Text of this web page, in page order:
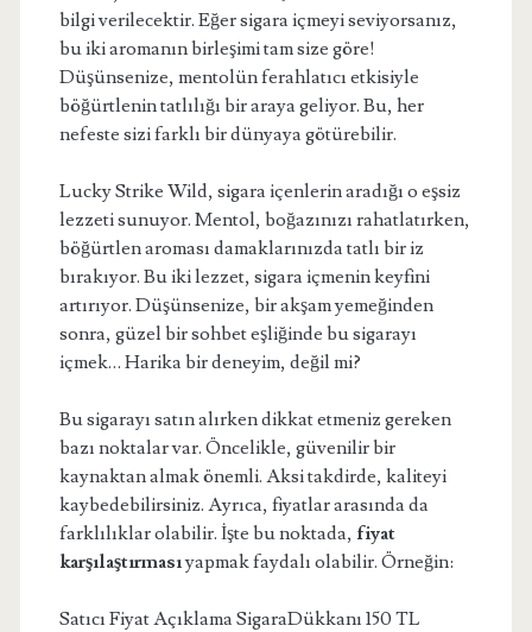
bilgi verilecektir. Eğer sigara içmeyi seviyorsanız,
bu iki aromanın birleşimi tam size göre!
Düşünsenize, mentolün ferahlatıcı etkisiyle
böğürtlenin tatlılığı bir araya geliyor. Bu, her
nefeste sizi farklı bir dünyaya götürebilir.
Lucky Strike Wild, sigara içenlerin aradığı o eşsiz
lezzeti sunuyor. Mentol, boğazınızı rahatlatırken,
böğürtlen aroması damaklarınızda tatlı bir iz
bırakıyor. Bu iki lezzet, sigara içmenin keyfini
artırıyor. Düşünsenize, bir akşam yemeğinden
sonra, güzel bir sohbet eşliğinde bu sigarayı
içmek… Harika bir deneyim, değil mi?
Bu sigarayı satın alırken dikkat etmeniz gereken
bazı noktalar var. Öncelikle, güvenilir bir
kaynaktan almak önemli. Aksi takdirde, kaliteyi
kaybedebilirsiniz. Ayrıca, fiyatlar arasında da
farklılıklar olabilir. İşte bu noktada, fiyat
karşılaştırmasıyapmak faydalı olabilir. Örneğin:
Satıcı Fiyat Açıklama SigaraDükkanı 150 TL